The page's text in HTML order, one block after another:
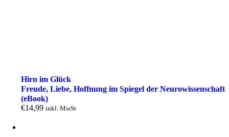
Hirn im Glück
Freude, Liebe, Hoffnung im Spiegel der Neurowissenschaft
(eBook)
€14,99 inkl. MwSt